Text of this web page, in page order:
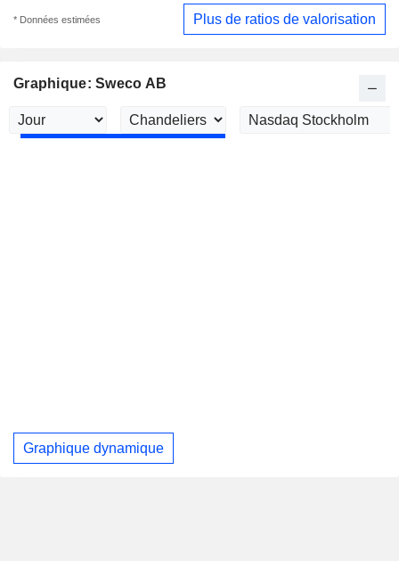
* Données estimées Plus de ratios de valorisation
Graphique: Sweco AB
Graphique dynamique